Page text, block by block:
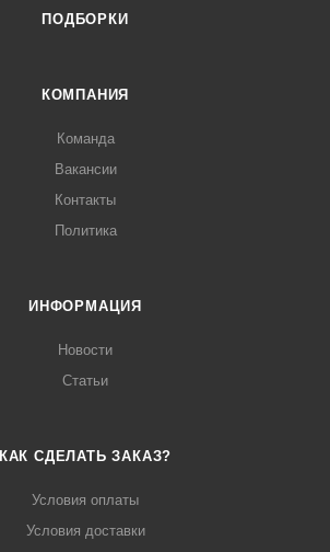
ПОДБОРКИ
КОМПАНИЯ
Команда
Вакансии
Контакты
Политика
ИНФОРМАЦИЯ
Новости
Статьи
КАК СДЕЛАТЬ ЗАКАЗ?
Условия оплаты
Условия доставки